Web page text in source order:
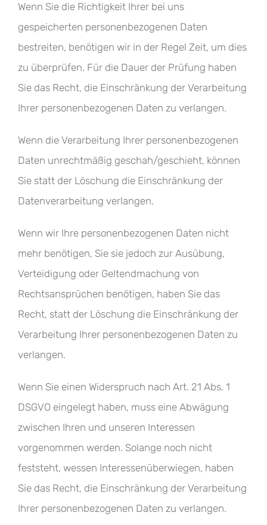
Wenn Sie die Richtigkeit Ihrer bei uns
gespeicherten personenbezogenen Daten
bestreiten, benötigen wir in der Regel Zeit, um dies
zu überprüfen. Für die Dauer der Prüfung haben
Sie das Recht, die Einschränkung der Verarbeitung
Ihrer personenbezogenen Daten zu verlangen.
Wenn die Verarbeitung Ihrer personenbezogenen
Daten unrechtmäßig geschah/geschieht, können
Sie statt der Löschung die Einschränkung der
Datenverarbeitung verlangen.
Wenn wir Ihre personenbezogenen Daten nicht
mehr benötigen, Sie sie jedoch zur Ausübung,
Verteidigung oder Geltendmachung von
Rechtsansprüchen benötigen, haben Sie das
Recht, statt der Löschung die Einschränkung der
Verarbeitung Ihrer personenbezogenen Daten zu
verlangen.
Wenn Sie einen Widerspruch nach Art. 21 Abs. 1
DSGVO eingelegt haben, muss eine Abwägung
zwischen Ihren und unseren Interessen
vorgenommen werden. Solange noch nicht
feststeht, wessen Interessenüberwiegen, haben
Sie das Recht, die Einschränkung der Verarbeitung
Ihrer personenbezogenen Daten zu verlangen.